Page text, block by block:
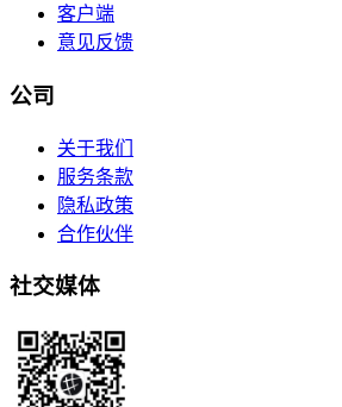
客户端
意见反馈
公司
关于我们
服务条款
隐私政策
合作伙伴
社交媒体